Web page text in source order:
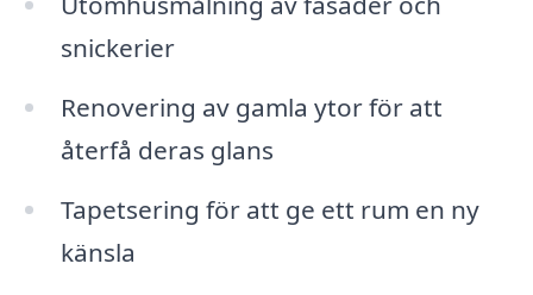
snickerier
Renovering av gamla ytor för att
återfå deras glans
Tapetsering för att ge ett rum en ny
känsla